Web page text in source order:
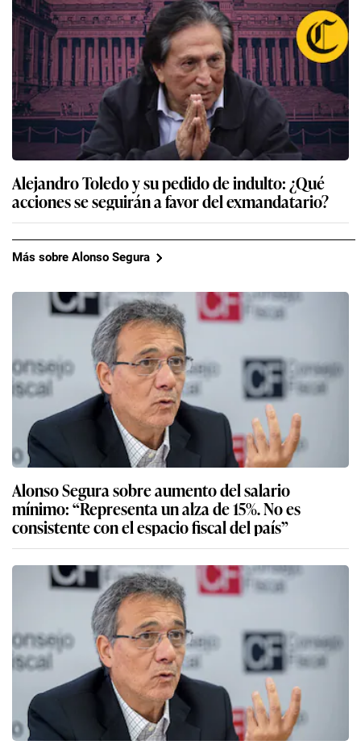
Alejandro Toledo y su pedido de indulto: ¿Qué
acciones se seguirán a favor del exmandatario?
Más sobre Alonso Segura
Alonso Segura sobre aumento del salario
mínimo: “Representa un alza de 15%. No es
consistente con el espacio fiscal del país”